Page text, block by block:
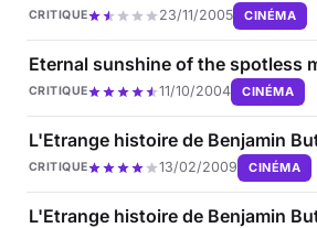
CRITIQUE 23/11/2005 CINÉMA
Eternal sunshine of the spotless
CRITIQUE 11/10/2004 CINÉMA
L'Etrange histoire de Benjamin
CRITIQUE 13/02/2009 CINÉMA
L'Etrange histoire de Benjamin